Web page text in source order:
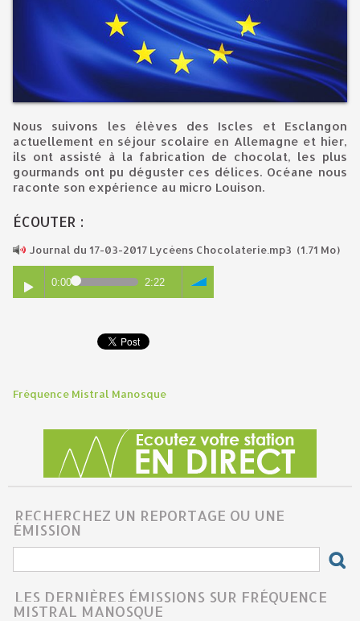
Nous suivons les élèves des Iscles et Esclangon
actuellement en séjour scolaire en Allemagne et hier,
ils ont assisté à la fabrication de chocolat, les plus
gourmands ont pu déguster ces délices. Océane nous
raconte son expérience au micro Louison.
ÉCOUTER :
Journal du 17-03-2017 Lycéens Chocolaterie.mp3 (1.71 Mo)
0:00 2:22
Fréquence Mistral Manosque
RECHERCHEZ UN REPORTAGE OU UNE
ÉMISSION
LES DERNIÈRES ÉMISSIONS SUR FRÉQUENCE
MISTRAL MANOSQUE